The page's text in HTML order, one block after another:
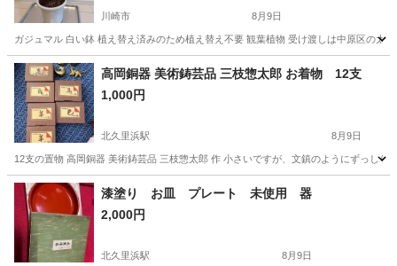
川崎市 8月9日
ガジュマル 白い鉢 植え替え済みのため植え替え不要 観葉植物 受け渡しは中原区の太
神奈川 川崎市 家庭用品 ガジュマル
高岡銅器 美術鋳芸品 三枝惣太郎 お着物 12支
1,000円
北久里浜駅 8月9日
12支の置物 高岡銅器 美術鋳芸品 三枝惣太郎 作 小さいですが、文鎮のようにずっし
神奈川 横須賀市 北久里浜駅 生活雑貨 文鎮
漆塗り お皿 プレート 未使用 器
2,000円
北久里浜駅 8月9日